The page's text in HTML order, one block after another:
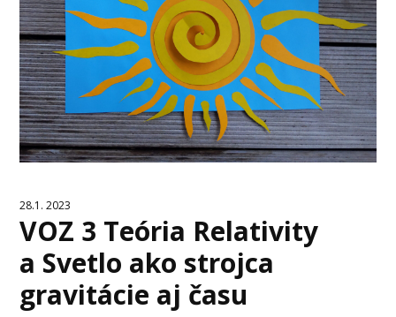
28.1. 2023
VOZ 3 Teória Relativity
a Svetlo ako strojca
gravitácie aj času